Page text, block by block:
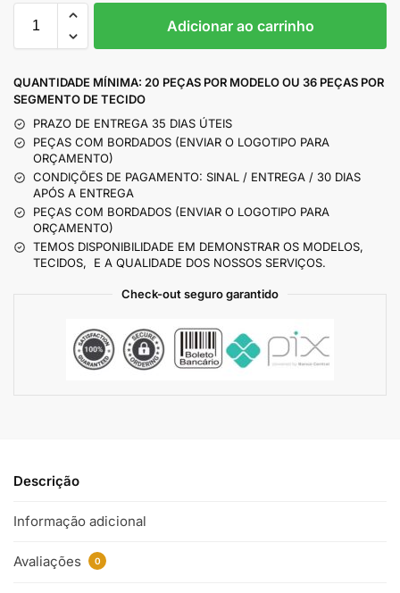
Adicionar ao carrinho
QUANTIDADE MÍNIMA: 20 PEÇAS POR MODELO OU 36 PEÇAS POR
SEGMENTO DE TECIDO
PRAZO DE ENTREGA 35 DIAS ÚTEIS
PEÇAS COM BORDADOS (ENVIAR O LOGOTIPO PARA
ORÇAMENTO)
CONDIÇÕES DE PAGAMENTO: SINAL / ENTREGA / 30 DIAS
APÓS A ENTREGA
PEÇAS COM BORDADOS (ENVIAR O LOGOTIPO PARA
ORÇAMENTO)
TEMOS DISPONIBILIDADE EM DEMONSTRAR OS MODELOS,
TECIDOS, E A QUALIDADE DOS NOSSOS SERVIÇOS.
Check-out seguro garantido
Descrição
Informação adicional
Avaliações 0